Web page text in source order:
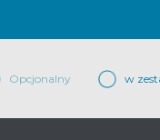
Opcjonalny w